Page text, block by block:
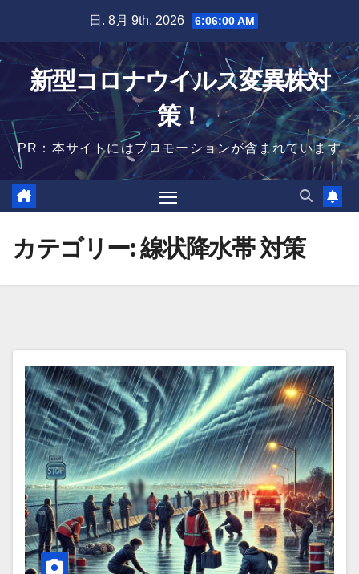
content
日. 8月 9th, 2026 6:06:01 AM
新型コロナウイルス変異株対
策！
PR：本サイトにはプロモーションが含まれています
カテゴリー:線状降水帯 対策